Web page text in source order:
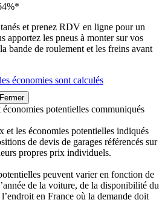
et prenez RDV en ligne pour un
apportez les pneus à monter sur vos
bande de roulement et les freins avant
économies sont calculés
Fermer
potentielles communiqués
et les économies potentielles indiqués
de devis de garages référencés sur
propres prix individuels.
peuvent varier en fonction de
de la voiture, de la disponibilité du
en France où la demande doit